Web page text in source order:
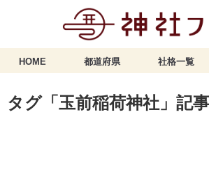
HOME 都道府県 社格一覧
タグ「玉前稲荷神社」記